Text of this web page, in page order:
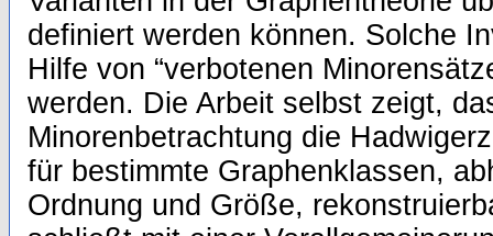
definiert werden können. Solche
Hilfe von “verbotenen
werden. Die Arbeit selbst zeigt,
Minorenbetrachtung die
für bestimmte Graphenklassen,
Ordnung und Größe,